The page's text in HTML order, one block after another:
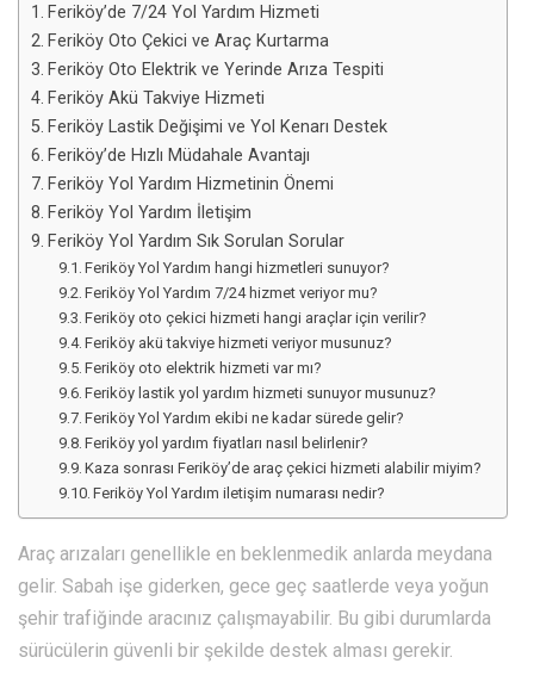
Feriköy’de 7/24 Yol Yardım Hizmeti
Feriköy Oto Çekici ve Araç Kurtarma
Feriköy Oto Elektrik ve Yerinde Arıza Tespiti
Feriköy Akü Takviye Hizmeti
Feriköy Lastik Değişimi ve Yol Kenarı Destek
Feriköy’de Hızlı Müdahale Avantajı
Feriköy Yol Yardım Hizmetinin Önemi
Feriköy Yol Yardım İletişim
Feriköy Yol Yardım Sık Sorulan Sorular
Feriköy Yol Yardım hangi hizmetleri sunuyor?
Feriköy Yol Yardım 7/24 hizmet veriyor mu?
Feriköy oto çekici hizmeti hangi araçlar için verilir?
Feriköy akü takviye hizmeti veriyor musunuz?
Feriköy oto elektrik hizmeti var mı?
Feriköy lastik yol yardım hizmeti sunuyor musunuz?
Feriköy Yol Yardım ekibi ne kadar sürede gelir?
Feriköy yol yardım fiyatları nasıl belirlenir?
Kaza sonrası Feriköy’de araç çekici hizmeti alabilir miyim?
Feriköy Yol Yardım iletişim numarası nedir?
Araç arızaları genellikle en beklenmedik anlarda meydana
gelir. Sabah işe giderken, gece geç saatlerde veya yoğun
şehir trafiğinde aracınız çalışmayabilir. Bu gibi durumlarda
sürücülerin güvenli bir şekilde destek alması gerekir.